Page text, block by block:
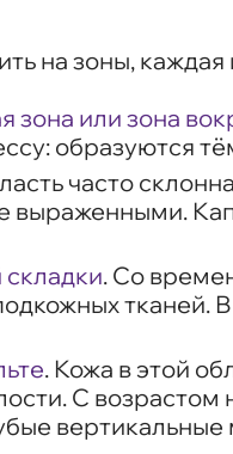
на зоны, каждая
зона или зона
образуются
часто
выраженными.
. Со
тканей.
. Кожа в этой
С